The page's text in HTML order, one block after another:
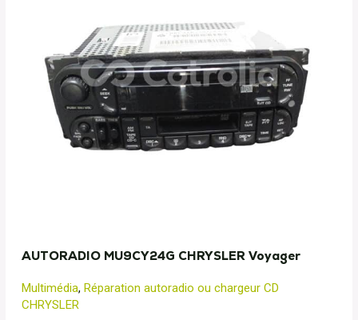
AUTORADIO MU9CY24G CHRYSLER Voyager
Multimédia, Réparation autoradio ou chargeur CD
CHRYSLER